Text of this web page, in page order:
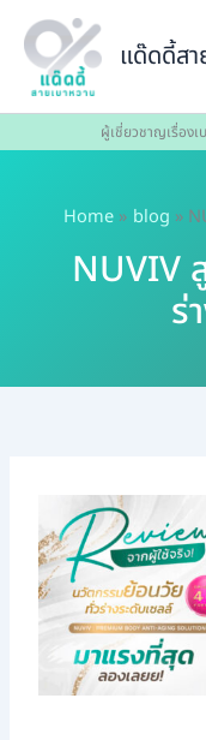
content
แด๊ดดี้สา
ผู้เชี่ยวชาญเรื่อง
Home blog
NUVIV
ร่